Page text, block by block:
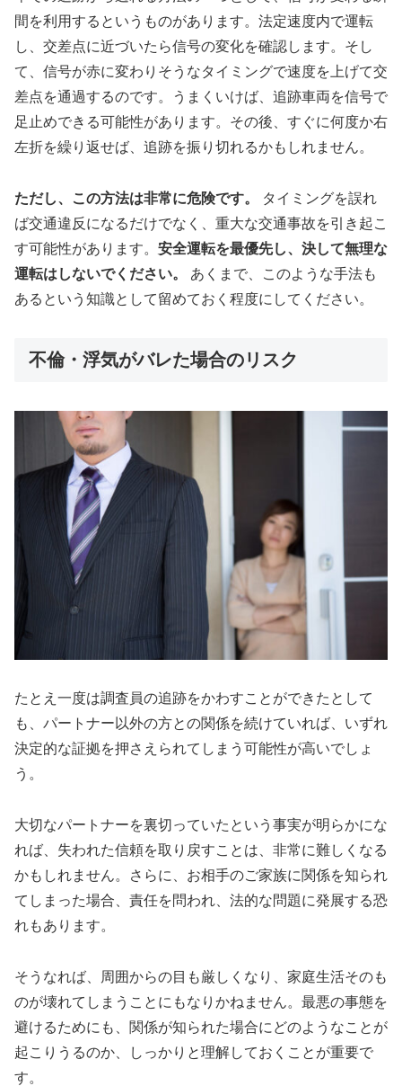
間を利用するというものがあります。法定速度内で運転
し、交差点に近づいたら信号の変化を確認します。そし
て、信号が赤に変わりそうなタイミングで速度を上げて交
差点を通過するのです。うまくいけば、追跡車両を信号で
足止めできる可能性があります。その後、すぐに何度か右
左折を繰り返せば、追跡を振り切れるかもしれません。
ただし、この方法は非常に危険です。
タイミングを誤れ
ば交通違反になるだけでなく、重大な交通事故を引き起こ
す可能性があります。 安全運転を最優先し、決して無理な
運転はしないでください。
あくまで、このような手法も
あるという知識として留めておく程度にしてください。
不倫・浮気がバレた場合のリスク
たとえ一度は調査員の追跡をかわすことができたとして
も、パートナー以外の方との関係を続けていれば、いずれ
決定的な証拠を押さえられてしまう可能性が高いでしょ
う。
大切なパートナーを裏切っていたという事実が明らかにな
れば、失われた信頼を取り戻すことは、非常に難しくなる
かもしれません。さらに、お相手のご家族に関係を知られ
てしまった場合、責任を問われ、法的な問題に発展する恐
れもあります。
そうなれば、周囲からの目も厳しくなり、家庭生活そのも
のが壊れてしまうことにもなりかねません。最悪の事態を
避けるためにも、関係が知られた場合にどのようなことが
起こりうるのか、しっかりと理解しておくことが重要で
す。